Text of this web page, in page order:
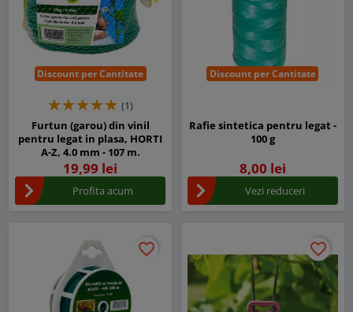
Discount per Cantitate
(1)
Furtun (garou) din vinil
pentru legat in plasa, HORTI
A-Z, 4.0 mm - 107 m.
19,99 lei
Profita acum
Discount per Cantitate
Rafie sintetica pentru legat -
100 g
8,00 lei
Vezi reduceri
favorite_border
favorite_border favorite_border
favorite_border